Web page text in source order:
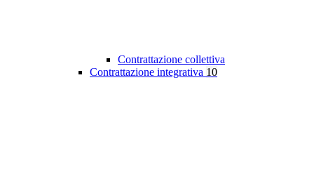
Contrattazione collettiva
Contrattazione integrativa 10